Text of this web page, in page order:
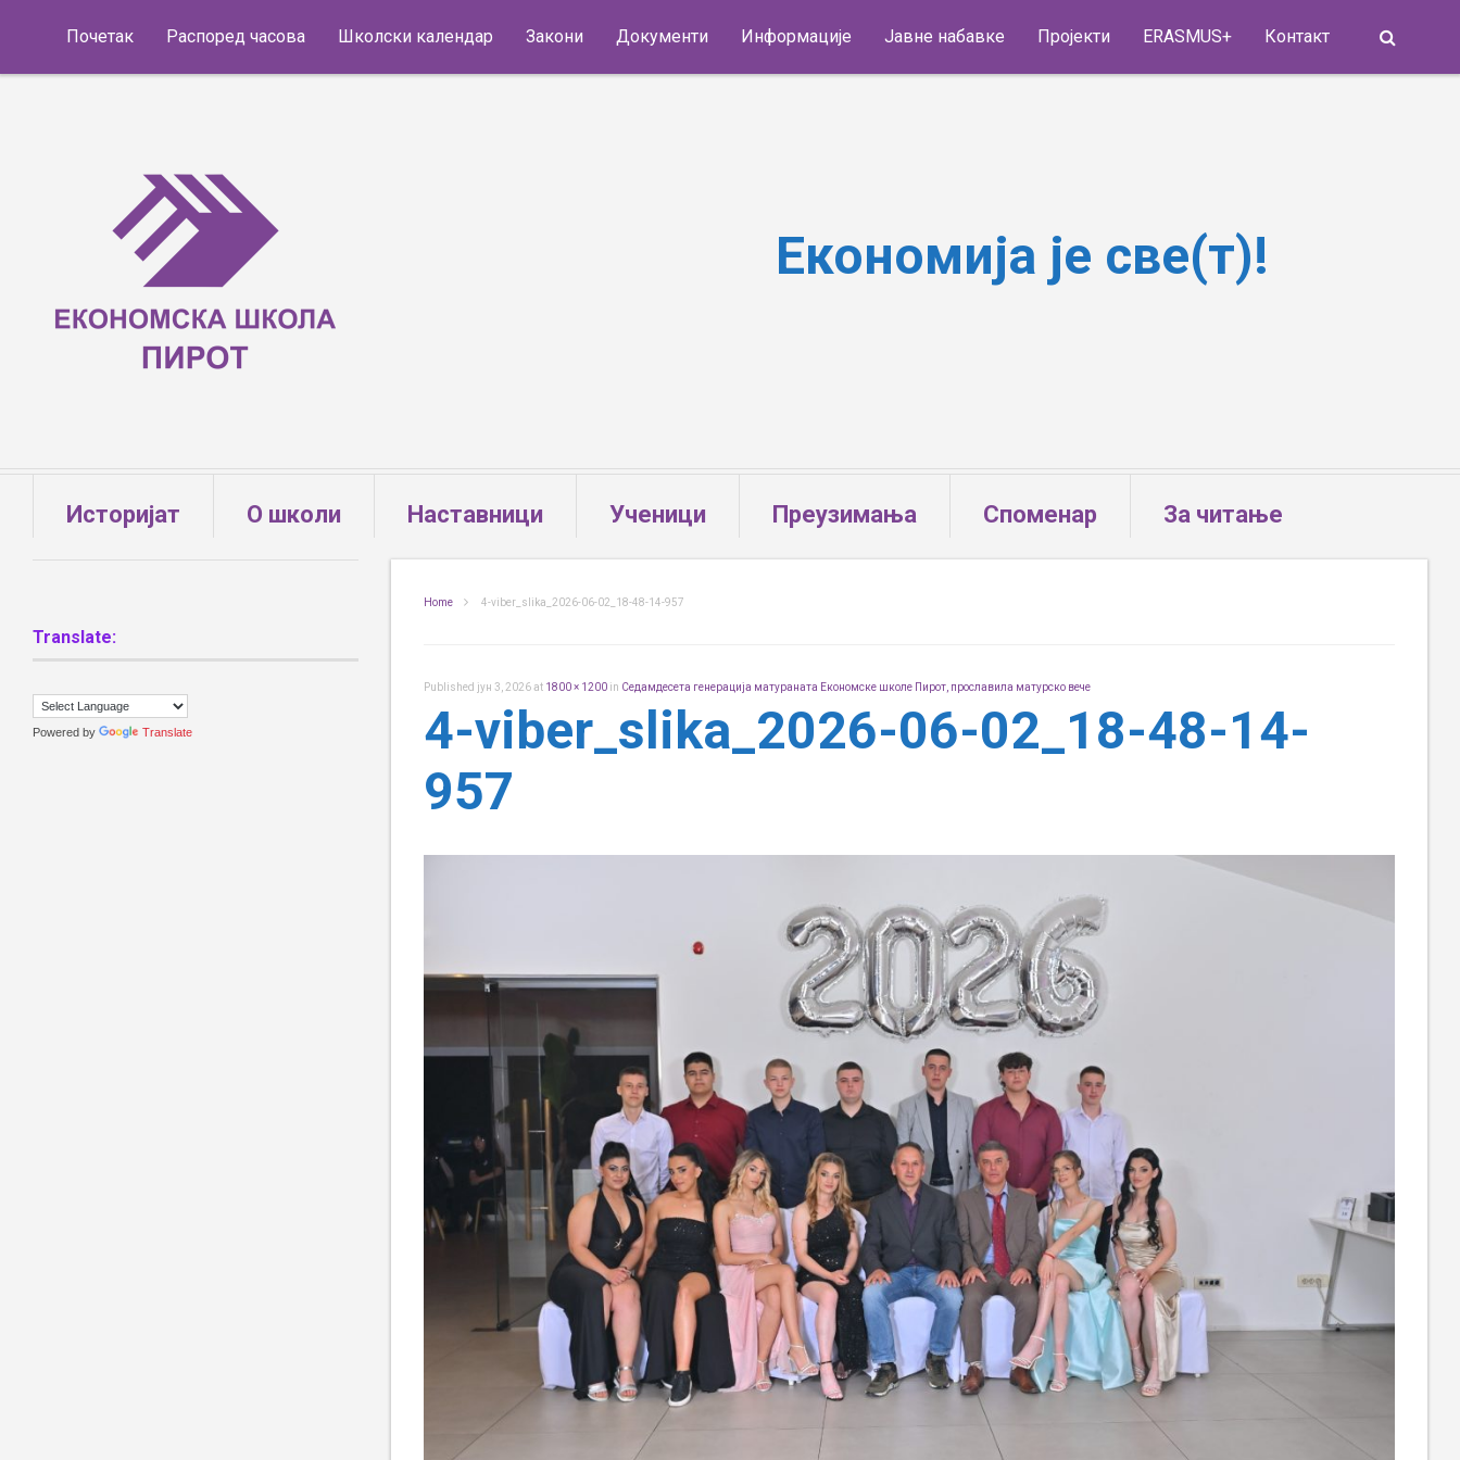
Почетак
Распоред часова Школски календар Закони Документи Информације Јавне набавке Пројекти ERASMUS+ Контакт
Економија је све(т)!
Историјат О школи Наставници Ученици Преузимања Споменар За читање
Home 4-viber_slika_2026-06-02_18-48-14-957
Published јун 3, 2026at 1800 × 1200 in Седамдесета генерација матураната Економске школе Пирот, прославила матурско вече
4-viber_slika_2026-06-02_18-48-14-
957
Translate:
Powered by Translate